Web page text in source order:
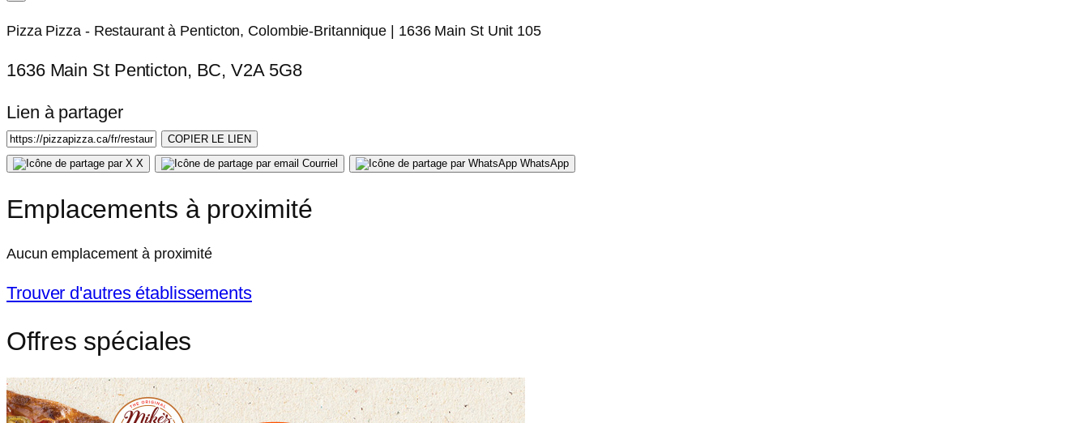
Pizza Pizza - Restaurant à Penticton, Colombie-Britannique | 1636 Main St Unit 105
1636 Main St Penticton, BC, V2A 5G8
Lien à partager
COPIER LE LIEN
X
Courriel WhatsApp
Emplacements à proximité
Aucun emplacement à proximité
Trouver d'autres établissements
Offres spéciales